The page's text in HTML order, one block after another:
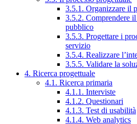
3.5.1. Organizzare il
3.5.2. Comprendere
pubblico
3.5.3. Progettare i
servizio
3.5.4. Realizzare
3.5.5. Validare la
4. Ricerca progettuale
4.1. Ricerca primaria
4.1.1. Interviste
4.1.2. Questionari
4.1.3. Test di usabilità
4.1.4. Web analytics